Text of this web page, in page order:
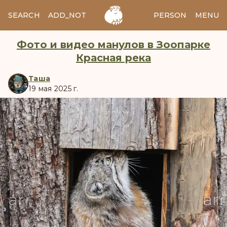
SEARCH ADD_NOTES ADD_IMAGE PERSON MENU
Фото и видео манулов в Зоопарке
Красная река
Таша
19 мая 2025 г.
manul
arrow_back